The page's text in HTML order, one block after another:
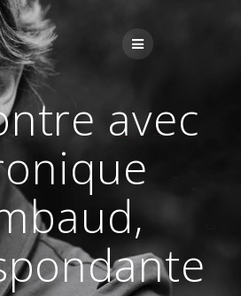
Passer
au
contenu
avec